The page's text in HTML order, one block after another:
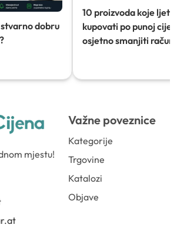
dobru
10 proizvoda koje ljeti
kupovati po punoj
osjetno smanjiti račun)
mjestu!
Važne poveznice
Kategorije
Trgovine
Katalozi
Objave